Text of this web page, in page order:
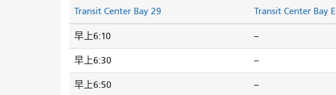
Transit Center Bay 29 Transit Center Bay E
早上6:10 --
早上6:30 --
早上6:50 --